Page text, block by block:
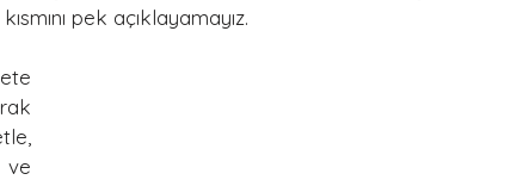
pek açıklayamayız.